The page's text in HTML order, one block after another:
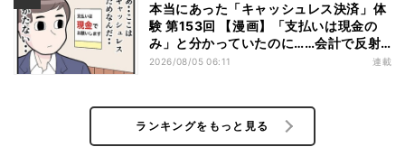
本当にあった「キャッシュレス決済」体
験 第153回 【漫画】「支払いは現金の
み」と分かっていたのに……会計で反射
的に出してしまったものは
2026/08/05 06:11 連載
ランキングをもっと見る